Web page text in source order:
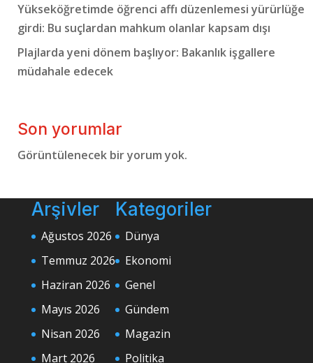
Yükseköğretimde öğrenci affı düzenlemesi yürürlüğe
girdi: Bu suçlardan mahkum olanlar kapsam dışı
Plajlarda yeni dönem başlıyor: Bakanlık işgallere
müdahale edecek
Son yorumlar
Görüntülenecek bir yorum yok.
Arşivler
Ağustos 2026
Temmuz 2026
Haziran 2026
Mayıs 2026
Nisan 2026
Mart 2026
Kategoriler
Dünya
Ekonomi
Genel
Gündem
Magazin
Politika